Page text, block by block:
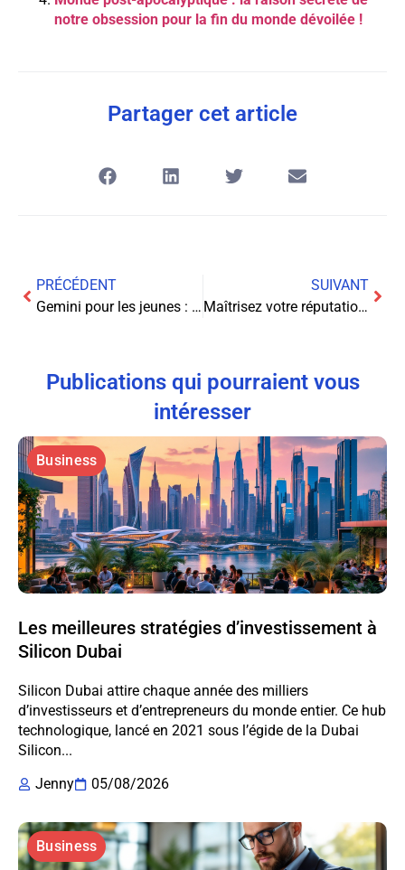
notre obsession pour la fin du monde dévoilée !
Partager cet article
PRÉCÉDENT
Gemini pour les jeunes : quand l’IA de Google entre dans l’univers des enfants
SUIVANT
Maîtrisez votre réputation en ligne avec les avis Google
Publications qui pourraient vous
intéresser
Business
Les meilleures stratégies d’investissement à
Silicon Dubai
Silicon Dubai attire chaque année des milliers
d’investisseurs et d’entrepreneurs du monde entier. Ce hub
technologique, lancé en 2021 sous l’égide de la Dubai
Silicon...
Jenny
05/08/2026
Business